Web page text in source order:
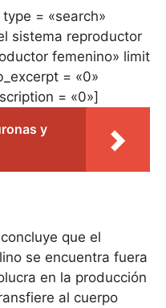
= «search»
sistema reproductor
femenino» limit
= «0»
= «0»]
y
que el
se encuentra fuera
en la producción
al cuerpo